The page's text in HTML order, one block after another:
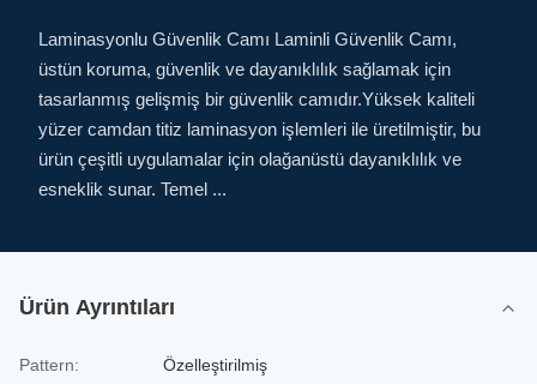
Laminasyonlu Güvenlik Camı Laminli Güvenlik Camı,
üstün koruma, güvenlik ve dayanıklılık sağlamak için
tasarlanmış gelişmiş bir güvenlik camıdır.Yüksek kaliteli
yüzer camdan titiz laminasyon işlemleri ile üretilmiştir, bu
ürün çeşitli uygulamalar için olağanüstü dayanıklılık ve
esneklik sunar. Temel ...
Ürün Ayrıntıları
Pattern: Özelleştirilmiş